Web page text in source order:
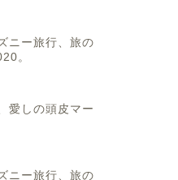
ニー旅行、旅の
。
愛しの頭皮マー
ニー旅行、旅の